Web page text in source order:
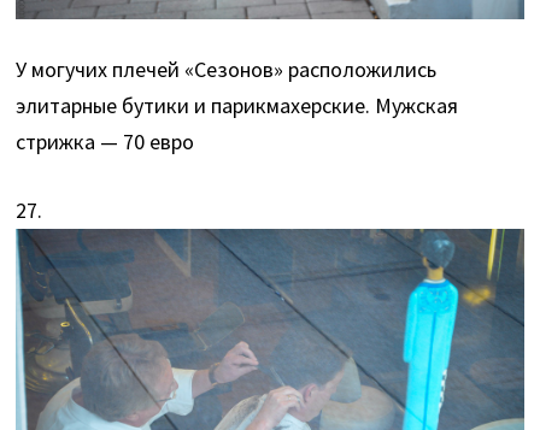
У могучих плечей «Сезонов» расположились
элитарные бутики и парикмахерские. Мужская
стрижка — 70 евро
27.